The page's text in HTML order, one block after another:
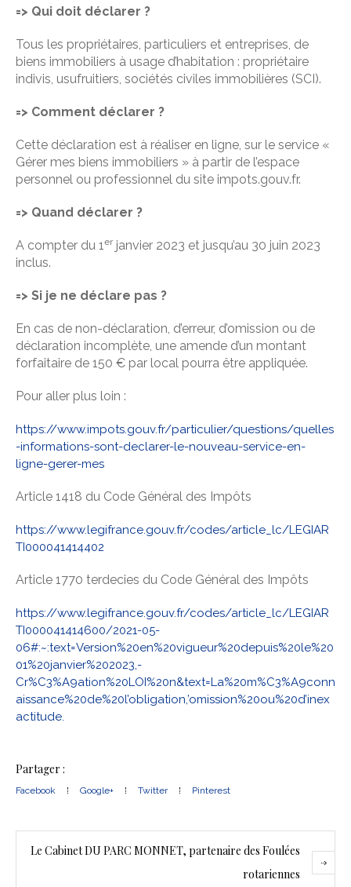
=> Qui doit déclarer ?
Tous les propriétaires, particuliers et entreprises, de
biens immobiliers à usage d’habitation : propriétaire
indivis, usufruitiers, sociétés civiles immobilières (SCI).
=> Comment déclarer ?
Cette déclaration est à réaliser en ligne, sur le service «
Gérer mes biens immobiliers » à partir de l’espace
personnel ou professionnel du site impots.gouv.fr.
=> Quand déclarer ?
A compter du 1erjanvier 2023 et jusqu’au 30 juin 2023
inclus.
=> Si je ne déclare pas ?
En cas de non-déclaration, d’erreur, d’omission ou de
déclaration incomplète, une amende d’un montant
forfaitaire de 150 € par local pourra être appliquée.
Pour aller plus loin :
https://www.impots.gouv.fr/particulier/questions/quelles
-informations-sont-declarer-le-nouveau-service-en-
ligne-gerer-mes
Article 1418 du Code Général des Impôts
https://www.legifrance.gouv.fr/codes/article_lc/LEGIAR
TI000041414402
Article 1770 terdecies du Code Général des Impôts
https://www.legifrance.gouv.fr/codes/article_lc/LEGIAR
TI000041414600/2021-05-
06#:~:text=Version%20en%20vigueur%20depuis%20le%20
01%20janvier%202023,-
Cr%C3%A9ation%20LOI%20n&text=La%20m%C3%A9conn
aissance%20de%20l’obligation,’omission%20ou%20d’inex
actitude.
Partager :
Facebook Google+ Twitter Pinterest
Le Cabinet DU PARC MONNET, partenaire des Foulées
rotariennes